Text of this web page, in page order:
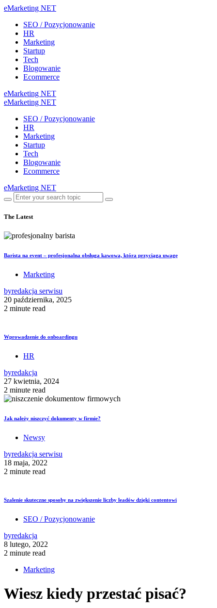
eMarketing NET
SEO / Pozycjonowanie
HR
Marketing
Startup
Tech
Blogowanie
Ecommerce
eMarketing NET
eMarketing NET
SEO / Pozycjonowanie
HR
Marketing
Startup
Tech
Blogowanie
Ecommerce
eMarketing NET
The Latest
Barista na event – profesjonalna obsługa kawowa, która przyciąga uwagę
Marketing
byredakcja serwisu
20 października, 2025
2 minute read
Wprowadzenie do onboardingu
HR
byredakcja
27 kwietnia, 2024
2 minute read
Jak należy niszczyć dokumenty w firmie?
Newsy
byredakcja serwisu
18 maja, 2022
2 minute read
Szalenie skuteczne sposoby na zwiększenie liczby leadów dzięki contentowi
SEO / Pozycjonowanie
byredakcja
8 lutego, 2022
2 minute read
Marketing
Wiesz kiedy przestać pisać?